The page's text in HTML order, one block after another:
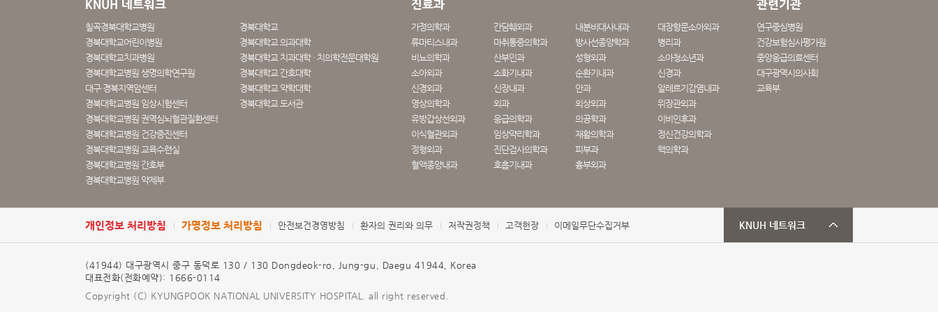
KNUH 네트워크
KNUH 네트워크
칠곡경북대학교병원
경북대학교
경북대학교어린이병원
경북대학교 의과대학
경북대학교치과병원
경북대학교 치과대학 · 치의학전문대학원
경북대학교병원 생명의학연구원
경북대학교 간호대학
대구·경북지역암센터
경북대학교 약학대학
경북대학교병원 임상시험센터
경북대학교 도서관
경북대학교병원 권역심뇌혈관질환센터
경북대학교병원 건강증진센터
경북대학교병원 교육수련실
경북대학교병원 간호부
경북대학교병원 약제부
진료과
가정의학과 간담췌외과 내분비대사내과
대장항문소아외과
류마티스내과
마취통증의학과 방사선종양학과
병리과
비뇨의학과
산부인과 성형외과
소아청소년과
소아외과
소화기내과 순환기내과
신경과
신경외과
신장내과 안과
알레르기감염내과
영상의학과
외과 외상외과
위장관외과
유방갑상선외과
응급의학과 의공학과
이비인후과
이식혈관외과
임상약리학과 재활의학과
정신건강의학과
정형외과
진단검사의학과 피부과
핵의학과
혈액종양내과
호흡기내과 흉부외과
관련기관
연구중심병원
건강보험심사평가원
중앙응급의료센터
대구광역시의사회
교육부
개인정보 처리방침 가명정보 처리방침 안전보건경영방침 환자의 권리와 의무 저작권정책 고객헌장 이메일무단수집거부
(41944) 대구광역시 중구 동덕로 130 / 130 Dongdeok-ro, Jung-gu, Daegu 41944, Korea
대표전화(전화예약): 1666-0114
Copyright (C) KYUNGPOOK NATIONAL UNIVERSITY HOSPITAL. all right reserved.